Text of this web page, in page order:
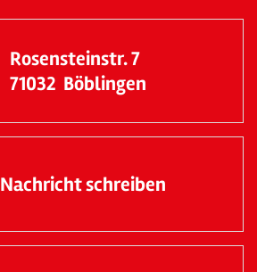
Rosensteinstr. 7
71032 Böblingen
Nachricht schreiben